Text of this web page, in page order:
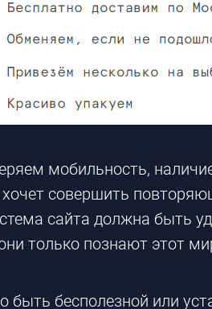
мобильность,
совершить
сайта должна быть
только познают этот
быть бесполезной или